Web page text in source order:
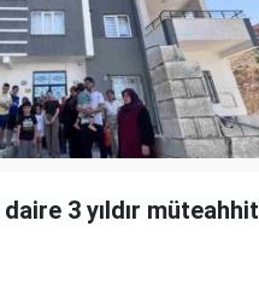
3 yıldır müteahhit